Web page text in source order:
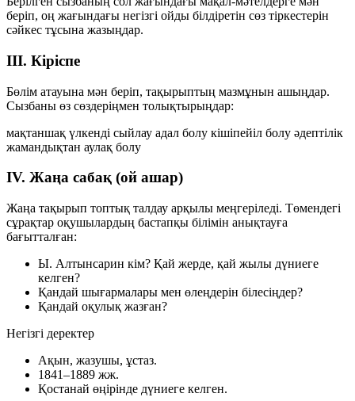
беріп, оң жағындағы негізгі ойды білдіретін сөз тіркестерін
сәйкес тұсына жазыңдар.
III. Кіріспе
Бөлім атауына мән беріп, тақырыптың мазмұнын ашыңдар.
Сызбаны өз сөздеріңмен толықтырыңдар:
мақтаншақ үлкенді сыйлау адал болу кішіпейіл болу әдептілік
жамандықтан аулақ болу
IV. Жаңа сабақ (ой ашар)
Жаңа тақырып топтық талдау арқылы меңгеріледі. Төмендегі
сұрақтар оқушылардың бастапқы білімін анықтауға
бағытталған:
Ы. Алтынсарин кім? Қай жерде, қай жылы дүниеге
келген?
Қандай шығармалары мен өлеңдерін білесіңдер?
Қандай оқулық жазған?
Негізгі деректер
Ақын, жазушы, ұстаз.
1841–1889 жж.
Қостанай өңірінде дүниеге келген.